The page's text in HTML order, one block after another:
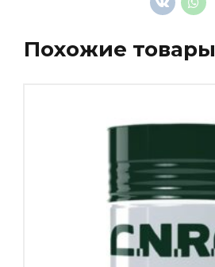
Похожие товары